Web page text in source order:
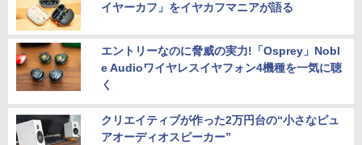
イヤーカフ」をイヤカフマニアが語る
エントリーなのに脅威の実力!「Osprey」Nobl
e Audioワイヤレスイヤフォン4機種を一気に聴
く
クリエイティブが作った2万円台の“小さなピュ
アオーディオスピーカー”